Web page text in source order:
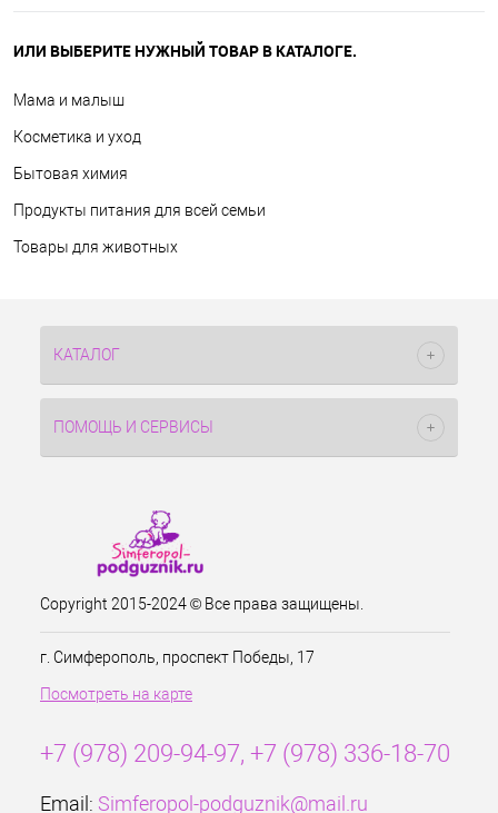
ИЛИ ВЫБЕРИТЕ НУЖНЫЙ ТОВАР В КАТАЛОГЕ.
Мама и малыш
Косметика и уход
Бытовая химия
Продукты питания для всей семьи
Товары для животных
КАТАЛОГ
ПОМОЩЬ И СЕРВИСЫ
Copyright 2015-2024 © Все права защищены.
г. Симферополь, проспект Победы, 17
Посмотреть на карте
+7 (978) 209-94-97, +7 (978) 336-18-70
Email: Simferopol-podguznik@mail.ru